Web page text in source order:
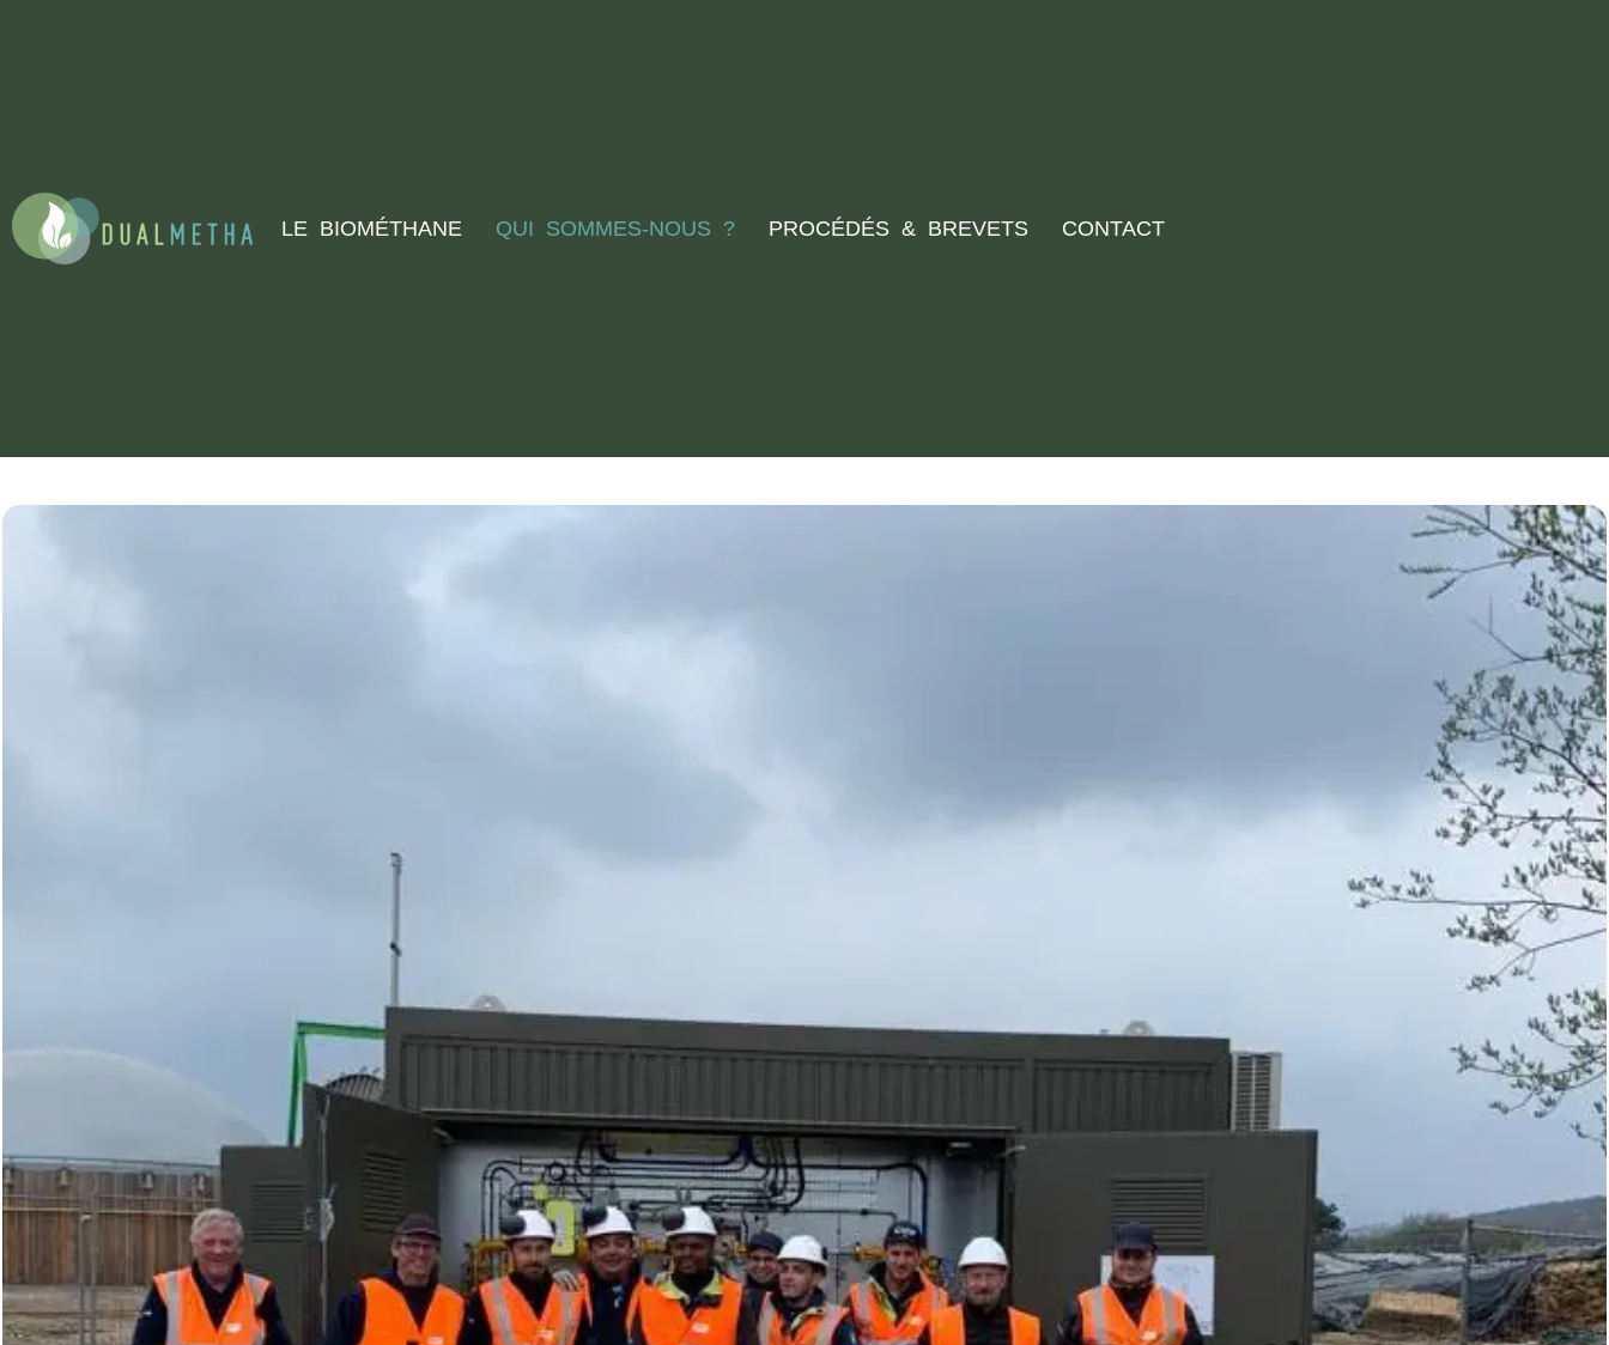
LE BIOMÉTHANE QUI SOMMES-NOUS ? PROCÉDÉS & BREVETS CONTACT